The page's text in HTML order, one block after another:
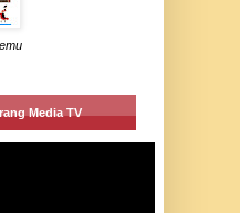
Media TV